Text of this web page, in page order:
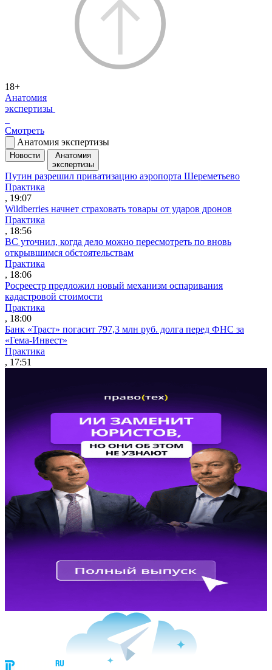
18+
Анатомия
экспертизы
Смотреть
Анатомия экспертизы
Новости
Анатомия
экспертизы
Путин разрешил приватизацию аэропорта Шереметьево
Практика
, 19:07
Wildberries начнет страховать товары от ударов дронов
Практика
, 18:56
ВС уточнил, когда дело можно пересмотреть по вновь
открывшимся обстоятельствам
Практика
, 18:06
Росреестр предложил новый механизм оспаривания
кадастровой стоимости
Практика
, 18:00
Банк «Траст» погасит 797,3 млн руб. долга перед ФНС за
«Гема-Инвест»
Практика
, 17:51